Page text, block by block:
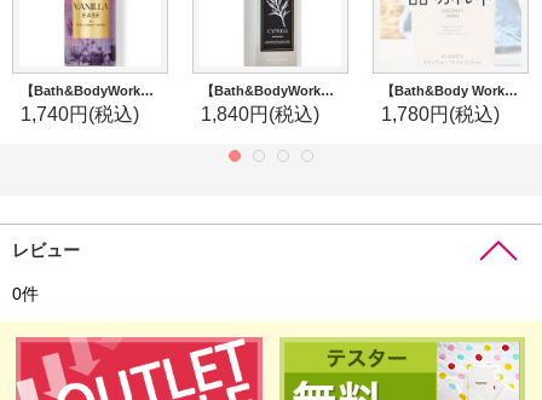
【Bath&BodyWorks】トラベルサイズファインフレグランスミスト：バニライーズ
1,740円 (税込)
【Bath&BodyWorks】クレンジングジェルハンドソープ：サイプレス
1,840円 (税込)
【Bath&Body Works】ドライヤーシート(40枚入り)：ココナッツリネン
1,780円 (税込)
レビュー
0件